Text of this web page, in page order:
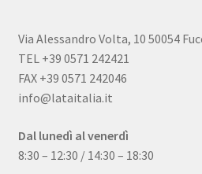
Via Alessandro Volta, 10 50054
TEL +39 0571 242421
FAX +39 0571 242046
info@lataitalia.it
Dal lunedì al venerdì
8:30 – 12:30 / 14:30 – 18:30